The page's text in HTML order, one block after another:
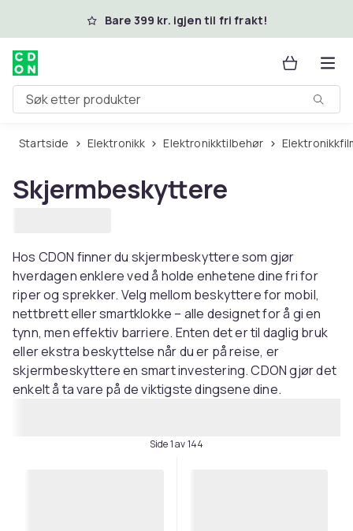
Hopp til hovedinnholdBare 399 kr. igjen til fri frakt!
Søk etter produkter
Startside Elektronikk Elektronikktilbehør
Skjermbeskyttere
Hos CDON finner du skjermbeskyttere som gjør
hverdagen enklere ved å holde enhetene dine fri for
riper og sprekker. Velg mellom beskyttere for mobil,
nettbrett eller smartklokke – alle designet for å gi en
tynn, men effektiv barriere. Enten det er til daglig bruk
eller ekstra beskyttelse når du er på reise, er
skjermbeskyttere en smart investering. CDON gjør det
enkelt å ta vare på de viktigste dingsene dine.
Side 1 av 144